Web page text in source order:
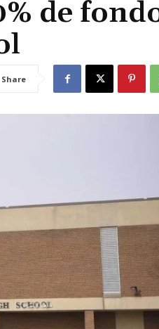
de
Share